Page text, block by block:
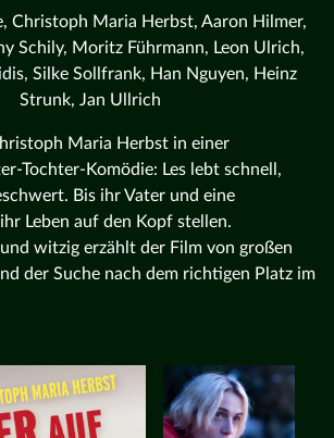
Christoph Maria Herbst, Aaron Hilmer,
Schily, Moritz Führmann, Leon Ulrich,
Silke Sollfrank, Han Nguyen, Heinz
Strunk, Jan Ullrich
Maria Herbst in einer
Tochter-Komödie: Les lebt schnell,
Bis ihr Vater und eine
Leben auf den Kopf stellen.
witzig erzählt der Film von großen
der Suche nach dem richtigen Platz im